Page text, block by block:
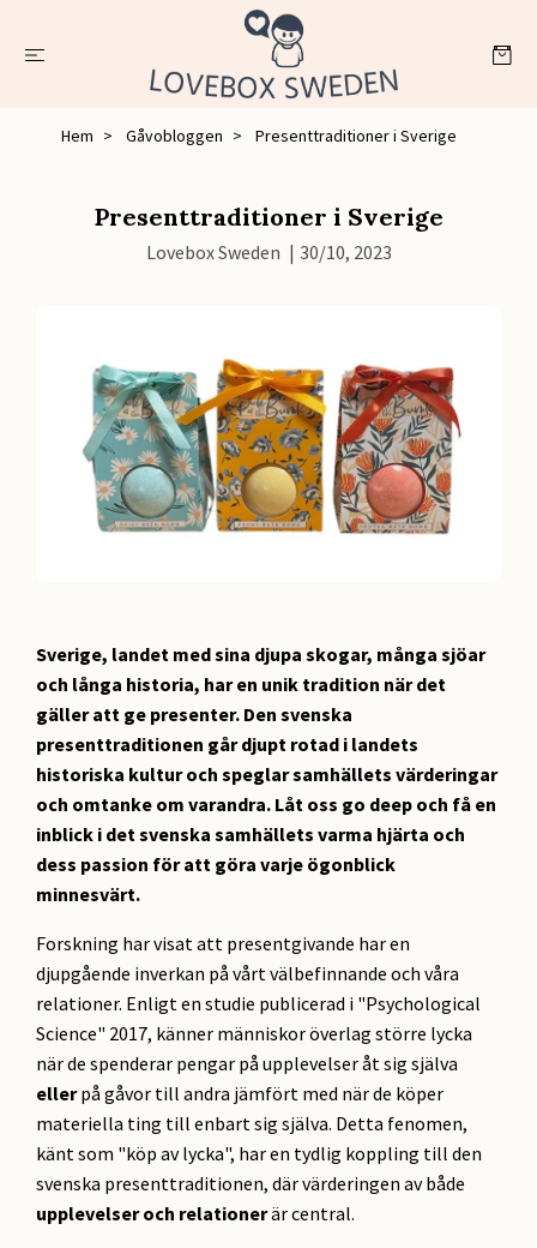
Hem Gåvobloggen Presenttraditioner i Sverige
Presenttraditioner i Sverige
Lovebox Sweden | 30/10, 2023
Sverige, landet med sina djupa skogar, många sjöar
och långa historia, har en unik tradition när det
gäller att ge presenter. Den svenska
presenttraditionen går djupt rotad i landets
historiska kultur och speglar samhällets värderingar
och omtanke om varandra. Låt oss go deep och få en
inblick i det svenska samhällets varma hjärta och
dess passion för att göra varje ögonblick
minnesvärt.
Forskning har visat att presentgivande har en
djupgående inverkan på vårt välbefinnande och våra
relationer. Enligt en studie publicerad i "Psychological
Science" 2017, känner människor överlag större lycka
när de spenderar pengar på upplevelser åt sig själva
ellerpå gåvor till andra jämfört med när de köper
materiella ting till enbart sig själva. Detta fenomen,
känt som "köp av lycka", har en tydlig koppling till den
svenska presenttraditionen, där värderingen av både
upplevelser och relationerär central.